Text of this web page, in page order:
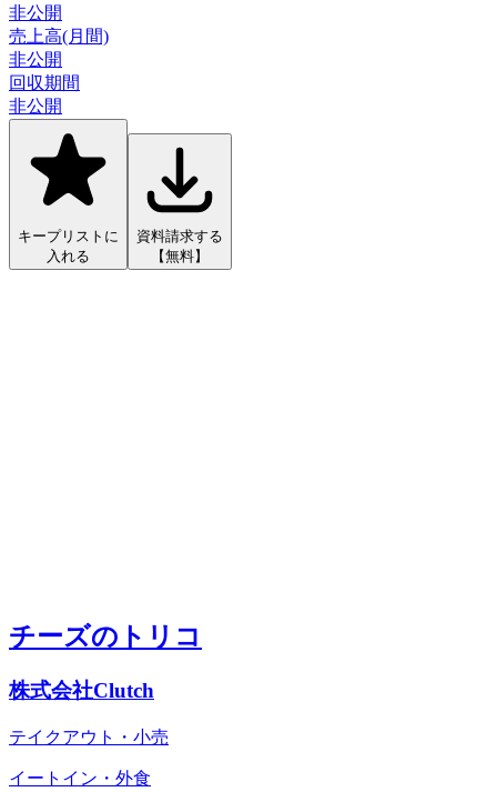
非公開
売上高(月間)
非公開
回収期間
非公開
キープリストに
入れる
資料請求する
【無料】
チーズのトリコ
株式会社Clutch
テイクアウト・小売
イートイン・外食